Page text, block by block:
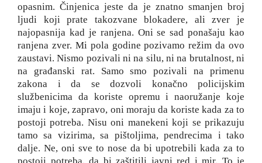
opasnim. Činjenica jeste da je znatno smanjen broj
ljudi koji prate takozvane blokadere, ali zver je
najopasnija kad je ranjena. Oni se sad ponašaju kao
ranjena zver. Mi pola godine pozivamo režim da ovo
zaustavi. Nismo pozivali ni na silu, ni na brutalnost, ni
na građanski rat. Samo smo pozivali na primenu
zakona i da se dozvoli konačno policijskim
službenicima da koriste opremu i naoružanje koje
imaju i koje, zapravo, oni moraju da koriste kada za to
postoji potreba. Nisu oni manekeni koji se prikazuju
tamo sa vizirima, sa pištoljima, pendrecima i tako
dalje. Ne, oni sve to nose da bi upotrebili kada za to